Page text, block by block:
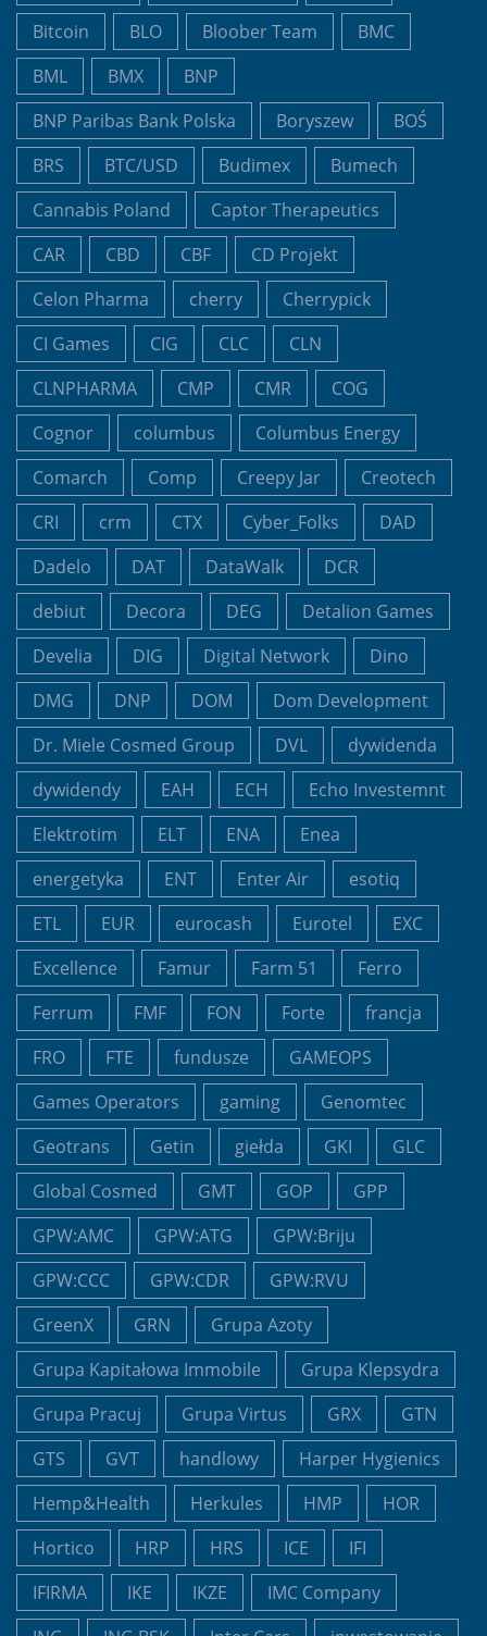
Bitcoin
BLO Bloober Team
BMC
BML
BMX
BNP
BNP Paribas Bank Polska
Boryszew
BOŚ
BRS
BTC/USD Budimex
Bumech
Cannabis Poland
Captor Therapeutics
CAR
CBD CBF
CD Projekt
Celon Pharma
cherry
Cherrypick
CI Games
CIG CLC
CLN
CLNPHARMA
CMP CMR
COG
Cognor
columbus
Columbus Energy
Comarch
Comp Creepy Jar
Creotech
CRI
crm CTX Cyber_Folks
DAD
Dadelo
DAT DataWalk
DCR
debiut
Decora DEG
Detalion Games
Develia
DIG Digital Network
Dino
DMG
DNP DOM
Dom Development
Dr. Miele Cosmed Group
DVL
dywidenda
dywidendy
EAH ECH
Echo Investemnt
Elektrotim
ELT ENA
Enea
energetyka
ENT Enter Air
esotiq
ETL
EUR eurocash Eurotel
EXC
Excellence
Famur Farm 51
Ferro
Ferrum
FMF FON Forte
francja
FRO
FTE fundusze
GAMEOPS
Games Operators
gaming
Genomtec
Geotrans
Getin giełda GKI
GLC
Global Cosmed
GMT GOP
GPP
GPW:AMC
GPW:ATG
GPW:Briju
GPW:CCC
GPW:CDR
GPW:RVU
GreenX
GRN
Grupa Azoty
Grupa Kapitałowa Immobile
Grupa Klepsydra
Grupa Pracuj
Grupa Virtus GRX
GTN
GTS
GVT handlowy
Harper Hygienics
Hemp&Health
Herkules HMP
HOR
Hortico
HRP HRS ICE
IFI
IFIRMA
IKE IKZE
IMC Company